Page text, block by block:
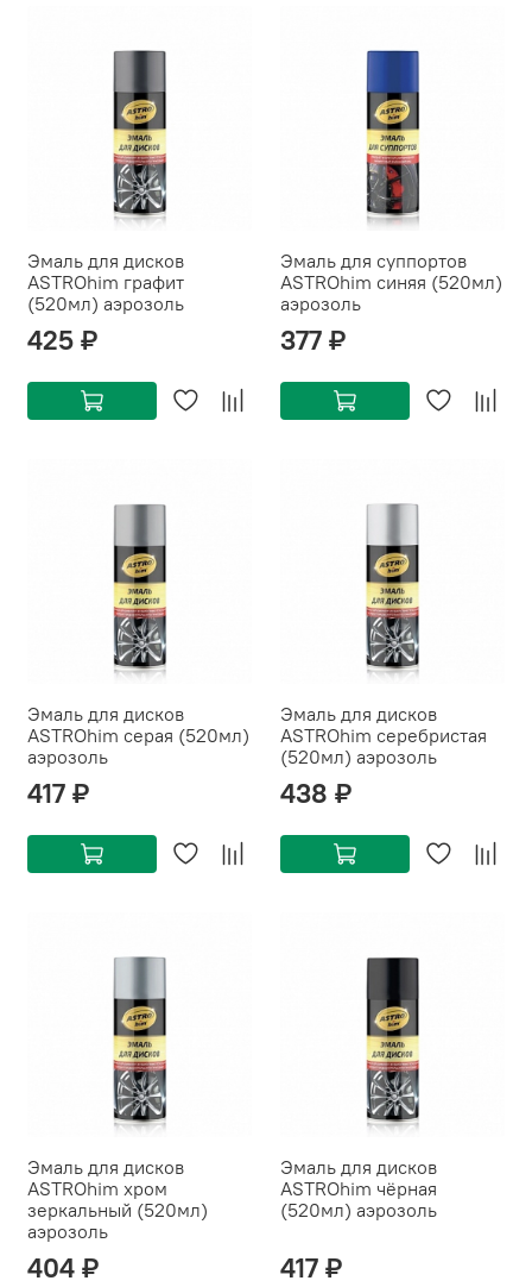
Эмаль для дисков
ASTROhim графит
(520мл) аэрозоль
425 ₽
Эмаль для суппортов
ASTROhim синяя (520мл)
аэрозоль
377 ₽
Эмаль для дисков
ASTROhim серая (520мл)
аэрозоль
417 ₽
Эмаль для дисков
ASTROhim серебристая
(520мл) аэрозоль
438 ₽
Эмаль для дисков
ASTROhim хром
зеркальный (520мл)
аэрозоль
404 ₽
Эмаль для дисков
ASTROhim чёрная
(520мл) аэрозоль
417 ₽